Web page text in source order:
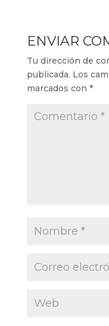
ENVIAR
Tu dirección de
publicada. Los
marcados con *